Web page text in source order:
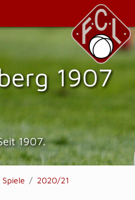
1907
1907.
Spiele
2020/21